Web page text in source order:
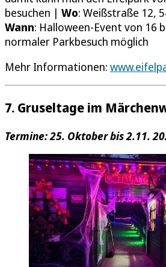
besuchen | Wo: Weißstraße 12,
Wann: Halloween-Event von 16
normaler Parkbesuch möglich
Mehr Informationen:
7. Gruseltage im
Termine: 25. Oktober bis 2.11.